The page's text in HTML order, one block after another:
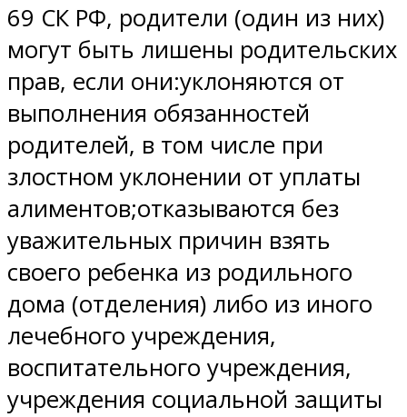
69 СК РФ, родители (один из них)
могут быть лишены родительских
прав, если они:уклоняются от
выполнения обязанностей
родителей, в том числе при
злостном уклонении от уплаты
алиментов;отказываются без
уважительных причин взять
своего ребенка из родильного
дома (отделения) либо из иного
лечебного учреждения,
воспитательного учреждения,
учреждения социальной защиты